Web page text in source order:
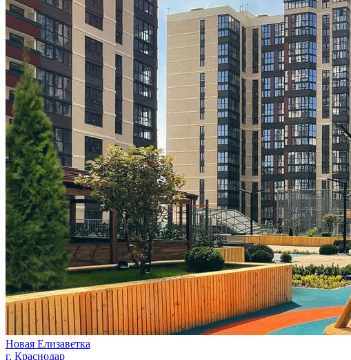
Новая Елизаветка
г. Краснодар